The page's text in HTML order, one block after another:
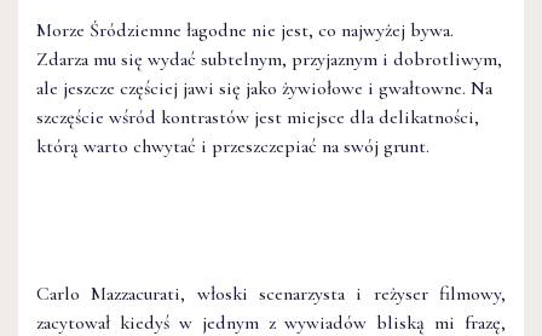
Morze Śródziemne łagodne nie jest, co najwyżej bywa.
Zdarza mu się wydać subtelnym, przyjaznym i dobrotliwym,
ale jeszcze częściej jawi się jako żywiołowe i gwałtowne. Na
szczęście wśród kontrastów jest miejsce dla delikatności,
którą warto chwytać i przeszczepiać na swój grunt.
Carlo Mazzacurati, włoski scenarzysta i reżyser filmowy,
zacytował kiedyś w jednym z wywiadów bliską mi frazę,